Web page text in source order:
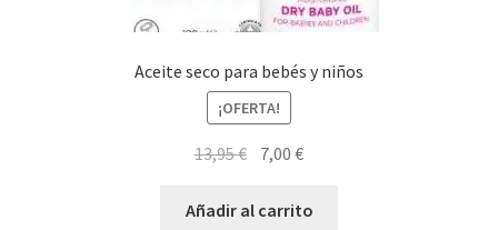
Aceite seco para bebés y niños
¡OFERTA!
13,95€ El
original
7,00€El
actual
Añadir al carrito